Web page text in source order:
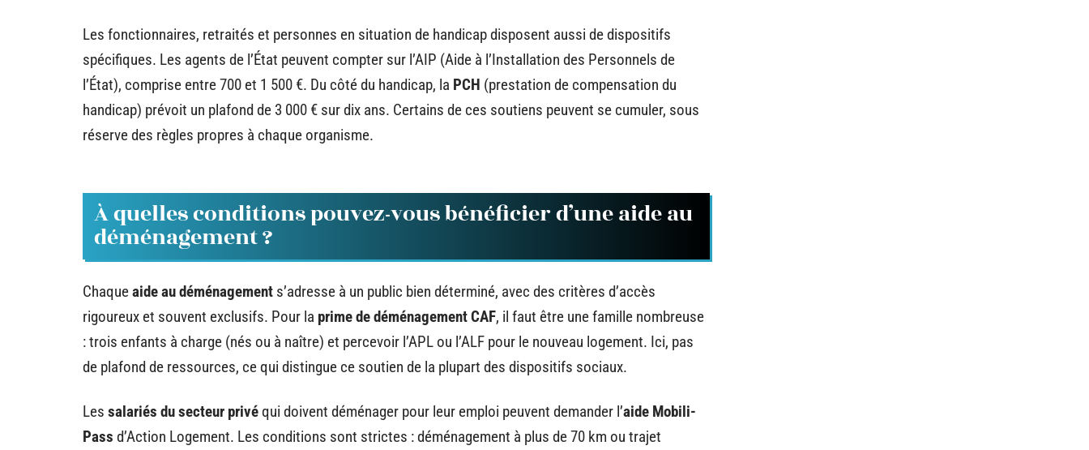
Les fonctionnaires, retraités et personnes en situation de handicap disposent aussi de dispositifs
spécifiques. Les agents de l’État peuvent compter sur l’AIP (Aide à l’Installation des Personnels de
l’État), comprise entre 700 et 1 500 €. Du côté du handicap, la PCH (prestation de compensation du
handicap) prévoit un plafond de 3 000 € sur dix ans. Certains de ces soutiens peuvent se cumuler, sous
réserve des règles propres à chaque organisme.
À quelles conditions pouvez-vous bénéficier d’une aide au
déménagement ?
Chaqueaide au déménagement s’adresse à un public bien déterminé, avec des critères d’accès
rigoureux et souvent exclusifs. Pour la prime de déménagement CAF, il faut être une famille nombreuse
: trois enfants à charge (nés ou à naître) et percevoir l’APL ou l’ALF pour le nouveau logement. Ici, pas
de plafond de ressources, ce qui distingue ce soutien de la plupart des dispositifs sociaux.
Les salariés du secteur privéqui doivent déménager pour leur emploi peuvent demander l’aide Mobili-
Pass d’Action Logement. Les conditions sont strictes : déménagement à plus de 70 km ou trajet